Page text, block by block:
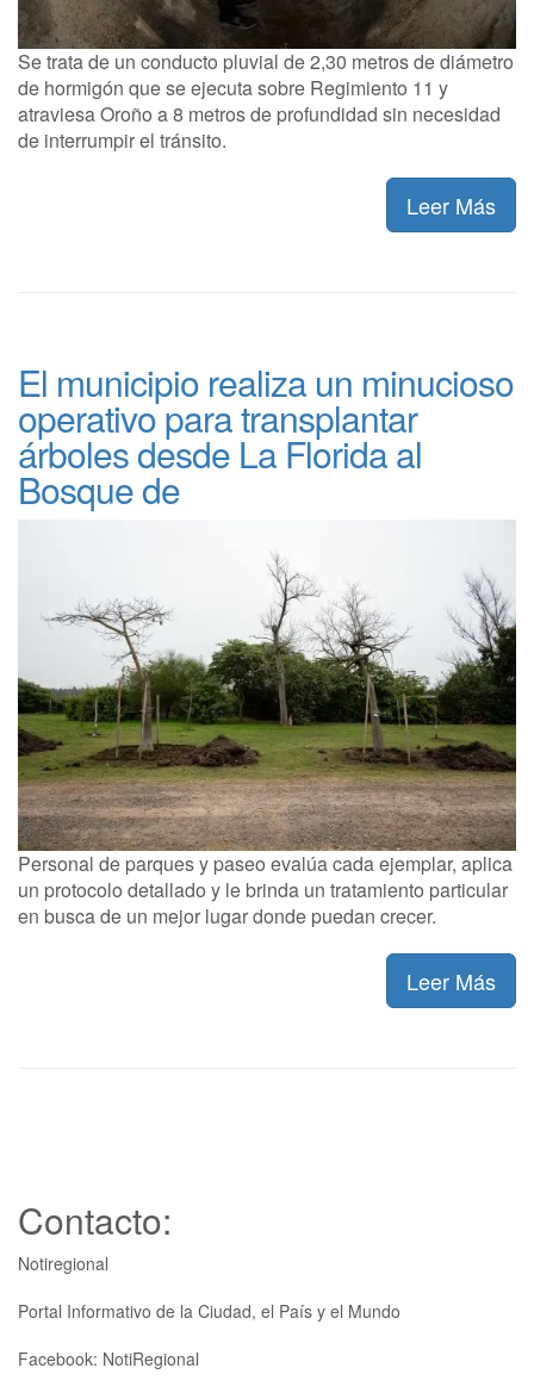
Se trata de un conducto pluvial de 2,30 metros de diámetro
de hormigón que se ejecuta sobre Regimiento 11 y
atraviesa Oroño a 8 metros de profundidad sin necesidad
de interrumpir el tránsito.
Leer Más
El municipio realiza un minucioso
operativo para transplantar
árboles desde La Florida al
Bosque de
Personal de parques y paseo evalúa cada ejemplar, aplica
un protocolo detallado y le brinda un tratamiento particular
en busca de un mejor lugar donde puedan crecer.
Leer Más
Contacto:
Notiregional
Portal Informativo de la Ciudad, el País y el Mundo
Facebook: NotiRegional